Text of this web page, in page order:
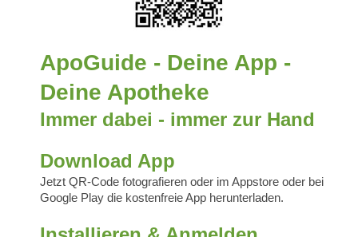
ApoGuide - Deine App -
Deine Apotheke
Immer dabei - immer zur Hand
Download App
Jetzt QR-Code fotografieren oder im Appstore oder bei
Google Play die kostenfreie App herunterladen.